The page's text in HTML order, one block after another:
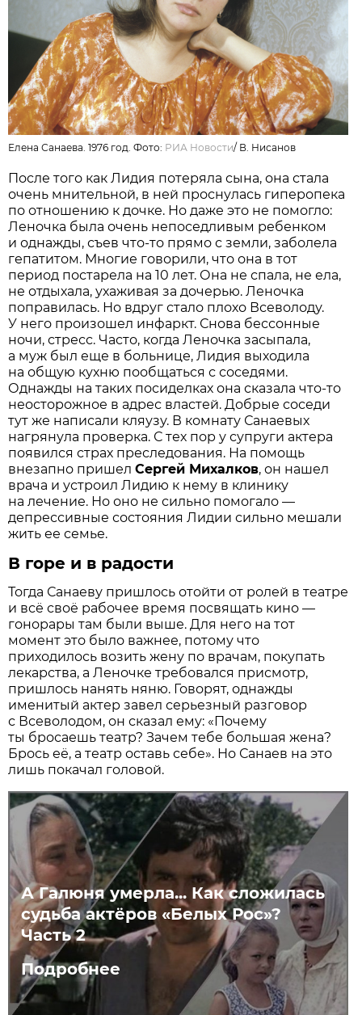
Елена Санаева. 1976 год. Фото: РИА Новости/ В. Нисанов
После того как Лидия потеряла сына, она стала
очень мнительной, в ней проснулась гиперопека
по отношению к дочке. Но даже это не помогло:
Леночка была очень непоседливым ребенком
и однажды, съев что-то прямо с земли, заболела
гепатитом. Многие говорили, что она в тот
период постарела на 10 лет. Она не спала, не ела,
не отдыхала, ухаживая за дочерью. Леночка
поправилась. Но вдруг стало плохо Всеволоду.
У него произошел инфаркт. Снова бессонные
ночи, стресс. Часто, когда Леночка засыпала,
а муж был еще в больнице, Лидия выходила
на общую кухню пообщаться с соседями.
Однажды на таких посиделках она сказала что-то
неосторожное в адрес властей. Добрые соседи
тут же написали кляузу. В комнату Санаевых
нагрянула проверка. С тех пор у супруги актера
появился страх преследования. На помощь
внезапно пришелСергей Михалков, он нашел
врача и устроил Лидию к нему в клинику
на лечение. Но оно не сильно помогало —
депрессивные состояния Лидии сильно мешали
жить ее семье.
В горе и в радости
Тогда Санаеву пришлось отойти от ролей в театре
и всё своё рабочее время посвящать кино —
гонорары там были выше. Для него на тот
момент это было важнее, потому что
приходилось возить жену по врачам, покупать
лекарства, а Леночке требовался присмотр,
пришлось нанять няню. Говорят, однажды
именитый актер завел серьезный разговор
с Всеволодом, он сказал ему: «Почему
ты бросаешь театр? Зачем тебе большая жена?
Брось её, а театр оставь себе». Но Санаев на это
лишь покачал головой.
А Галюня умерла... Как сложилась
судьба актёров «Белых Рос»?
Часть 2
Подробнее